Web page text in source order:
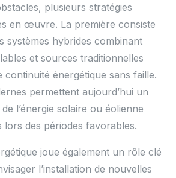
plusieurs stratégies
en œuvre. La première consiste
systèmes hybrides combinant
et sources traditionnelles
continuité énergétique sans faille.
permettent aujourd’hui un
l’énergie solaire ou éolienne
lors des périodes favorables.
joue également un rôle clé
l’installation de nouvelles